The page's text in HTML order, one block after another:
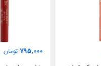
تومان